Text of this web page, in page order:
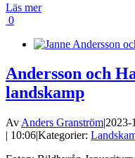
Läs mer
0
Andersson och
landskamp
Av Anders Granström|2023-
| 10:06|Kategorier: